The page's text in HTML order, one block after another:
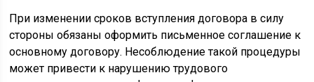
При изменении сроков вступления договора в силу
стороны обязаны оформить письменное соглашение к
основному договору. Несоблюдение такой процедуры
может привести к нарушению трудового